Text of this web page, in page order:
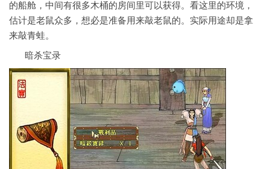
的船舱，中间有很多木桶的房间里可以获得。看这里的环境，
估计是老鼠众多，想必是准备用来敲老鼠的。实际用途却是拿
来敲青蛙。
暗杀宝录